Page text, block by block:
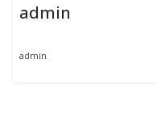
admin
admin